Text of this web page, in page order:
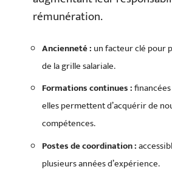
rémunération.
Ancienneté : un facteur clé pour
de la grille salariale.
Formations continues :
elles permettent d’acquérir de
compétences.
Postes de coordination :
plusieurs années d’expérience.